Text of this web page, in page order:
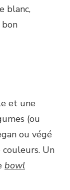
blanc,
et une
(ou
ou végé
Un
bowl